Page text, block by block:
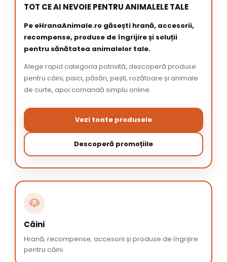
TOT CE AI NEVOIE PENTRU ANIMALELE TALE
Pe eHranaAnimale.ro găsești hrană, accesorii,
recompense, produse de îngrijire și soluții
pentru sănătatea animalelor tale.
Alege rapid categoria potrivită, descoperă produse
pentru câini, pisici, păsări, pești, rozătoare și animale
de curte, apoi comandă simplu online.
Vezi toate produsele
Descoperă promoțiile
🐶
Câini
Hrană, recompense, accesorii și produse de îngrijire
pentru câini.